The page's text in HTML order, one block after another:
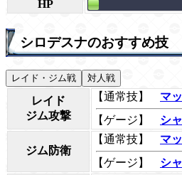
HP
シロデスナのおすすめ技
レイド・ジム戦 対人戦
レイド
ジム攻撃
【通常技】
マ
【ゲージ】
シ
ジム防衛
【通常技】
マ
【ゲージ】
シ